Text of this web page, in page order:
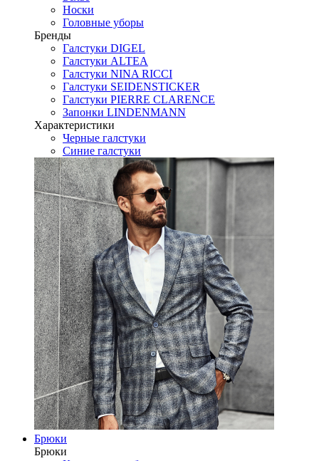
Носки
Головные уборы
Бренды
Галстуки DIGEL
Галстуки ALTEA
Галстуки NINA RICCI
Галстуки SEIDENSTICKER
Галстуки PIERRE CLARENCE
Запонки LINDENMANN
Характеристики
Черные галстуки
Синие галстуки
Брюки
Брюки